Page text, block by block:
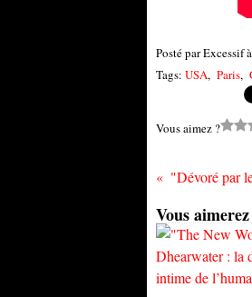
Posté par Excessif
Tags: USA, Paris,
Vous aimez ?
Vous